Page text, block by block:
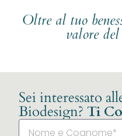
Oltre al tuo
valore
Sei interessato
Biodesign? Ti